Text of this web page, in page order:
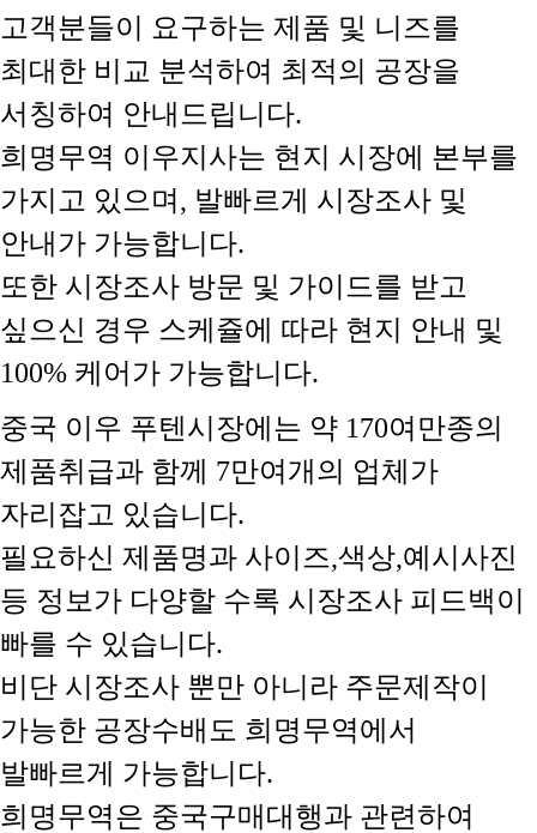
고객분들이 요구하는 제품 및 니즈를
최대한 비교 분석하여 최적의 공장을
서칭하여 안내드립니다.
희명무역 이우지사는 현지 시장에 본부를
가지고 있으며, 발빠르게 시장조사 및
안내가 가능합니다.
또한 시장조사 방문 및 가이드를 받고
싶으신 경우 스케쥴에 따라 현지 안내 및
100% 케어가 가능합니다.
중국 이우 푸텐시장에는 약 170여만종의
제품취급과 함께 7만여개의 업체가
자리잡고 있습니다.
필요하신 제품명과 사이즈,색상,예시사진
등 정보가 다양할 수록 시장조사 피드백이
빠를 수 있습니다.
비단 시장조사 뿐만 아니라 주문제작이
가능한 공장수배도 희명무역에서
발빠르게 가능합니다.
희명무역은 중국구매대행과 관련하여